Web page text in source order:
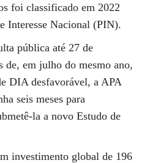
foi classificado em 2022
Interesse Nacional (PIN).
pública até 27 de
de, em julho do mesmo ano,
DIA desfavorável, a APA
seis meses para
la a novo Estudo de
investimento global de 196